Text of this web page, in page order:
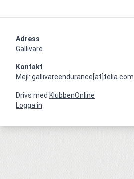
Adress
Gällivare
Kontakt
Mejl: gallivareendurance[at]telia.com
Drivs med KlubbenOnline
Logga in